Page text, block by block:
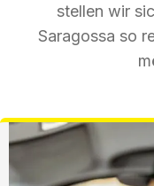
stellen wir
Saragossa so